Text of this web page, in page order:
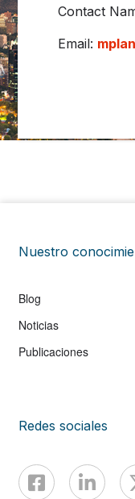
Contact
Email:
Nuestro
Blog
Noticias
Publicaciones
Redes sociales